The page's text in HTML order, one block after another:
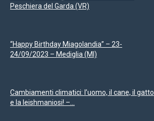
Peschiera del Garda (VR)
“Happy Birthday Miagolandia” – 23-
24/09/2023 – Mediglia (MI)
Cambiamenti climatici: l’uomo, il cane, il gatto
e la leishmaniosi! –...